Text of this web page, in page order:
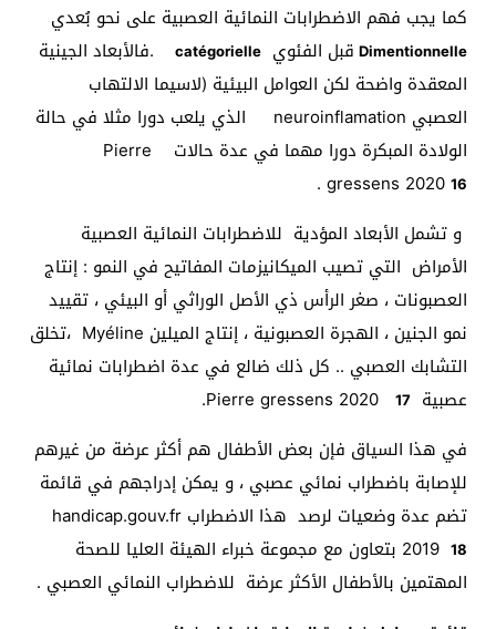
كما يجب فهم الاضطرابات النمائية العصبية على نحو بُعدي
Dimentionnelle قبل الفئويcatégorielle
.فالأبعاد الجينية
المعقدة واضحة لكن العوامل البيئية (لاسيما الالتهاب
العصبي neuroinflamation الذي يلعب دورا مثلا في حالة
الولادة المبكرة دورا مهما في عدة حالات Pierre
gressens 2020 16
.
و تشمل الأبعاد المؤدية للاضطرابات النمائية العصبية
الأمراض التي تصيب الميكانيزمات المفاتيح في النمو : إنتاج
العصبونات ، صغر الرأس ذي الأصل الوراثي أو البيئي ، تقييد
نمو الجنين ، الهجرة العصبونية ، إنتاج الميلين Myéline ،تخلق
التشابك العصبي .. كل ذلك ضالع في عدة اضطرابات نمائية
عصبية Pierre gressens 202017
.
في هذا السياق فإن بعض الأطفال هم أكثر عرضة من غيرهم
للإصابة باضطراب نمائي عصبي ، و يمكن إدراجهم في قائمة
تضم عدة وضعيات لرصد هذا الاضطراب handicap.gouv.fr
2019 18
بتعاون مع مجموعة خبراء الهيئة العليا للصحة
المهتمين بالأطفال الأكثر عرضة للاضطراب النمائي العصبي .